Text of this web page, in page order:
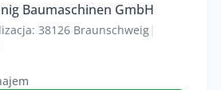
Baumaschinen GmbH
38126 Braunschweig|